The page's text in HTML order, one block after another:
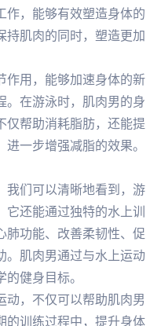
作，能够有效塑造身体的
持肌肉的同时，塑造更加
作用，能够加速身体的新
。在游泳时，肌肉男的身
仅帮助消耗脂肪，还能提
一步增强减脂的效果。
我们可以清晰地看到，游
还能通过独特的水上训
肺功能、改善柔韧性、促
。肌肉男通过与水上运动
健身目标。
动，不仅可以帮助肌肉男
的训练过程中，提升身体